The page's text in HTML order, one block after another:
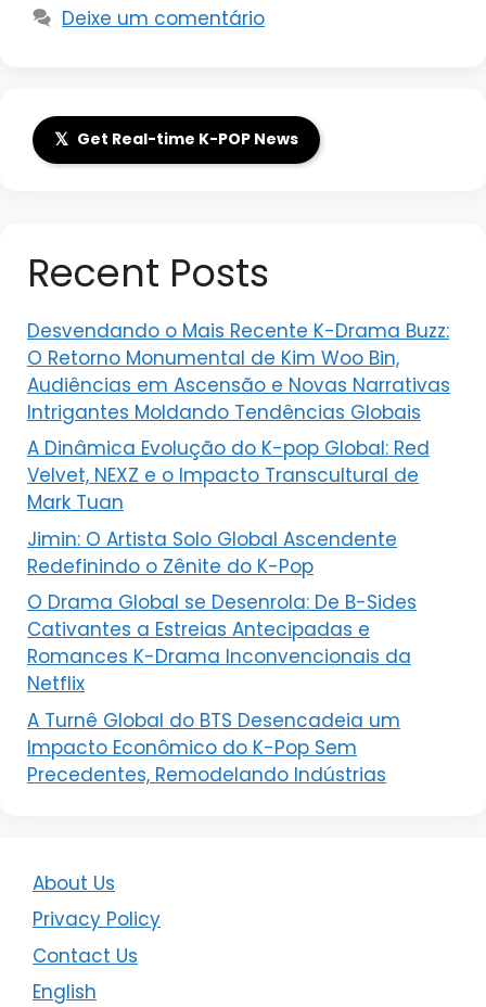
Deixe um comentário
𝕏 Get Real-time K-POP News
Recent Posts
Desvendando o Mais Recente K-Drama Buzz:
O Retorno Monumental de Kim Woo Bin,
Audiências em Ascensão e Novas Narrativas
Intrigantes Moldando Tendências Globais
A Dinâmica Evolução do K-pop Global: Red
Velvet, NEXZ e o Impacto Transcultural de
Mark Tuan
Jimin: O Artista Solo Global Ascendente
Redefinindo o Zênite do K-Pop
O Drama Global se Desenrola: De B-Sides
Cativantes a Estreias Antecipadas e
Romances K-Drama Inconvencionais da
Netflix
A Turnê Global do BTS Desencadeia um
Impacto Econômico do K-Pop Sem
Precedentes, Remodelando Indústrias
About Us
Privacy Policy
Contact Us
English